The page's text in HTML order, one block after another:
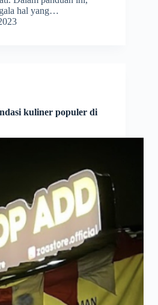
hal yang…
kuliner populer di